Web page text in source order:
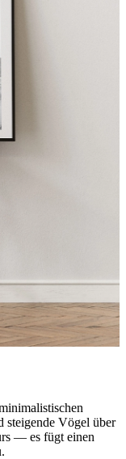
steigende Vögel über
— es fügt einen